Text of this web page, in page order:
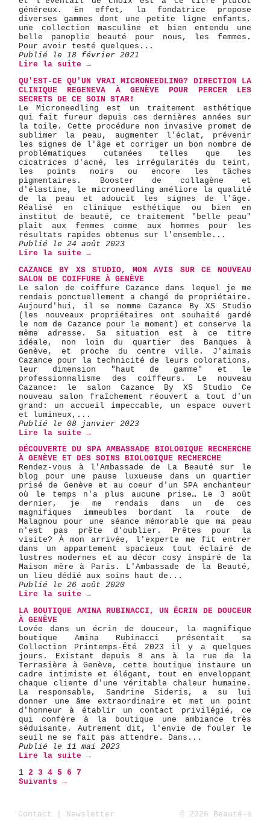
généreux. En effet, la fondatrice propose
diverses gammes dont une petite ligne enfants,
une collection masculine et bien entendu une
belle panoplie beauté pour nous, les femmes.
Pour avoir testé quelques...
Publié le 18 février 2021
Lire la suite →
QU'EST-CE QU'UN VRAI MICRONEEDLING? DIRECTION LA
CLINIQUE REGENEVA À GENÈVE POUR PERCER LES
SECRETS DE CE SOIN STAR!
Le Microneedling est un traitement esthétique
qui fait fureur depuis ces dernières années sur
la toile. Cette procédure non invasive promet de
sublimer la peau, augmenter l'éclat, prévenir
les signes de l'âge et corriger un bon nombre de
problématiques cutanées telles que les
cicatrices d'acné, les irrégularités du teint,
les points noirs ou encore les tâches
pigmentaires. Booster de collagène et
d'élastine, le microneedling améliore la qualité
de la peau et adoucit les signes de l'âge.
Réalisé en clinique esthétique ou bien en
institut de beauté, ce traitement "belle peau"
plaît aux femmes comme aux hommes pour les
résultats rapides obtenus sur l'ensemble...
Publié le 24 août 2023
Lire la suite →
CAZANCE BY XS STUDIO, MON AVIS SUR CE NOUVEAU
SALON DE COIFFURE À GENÈVE
Le salon de coiffure Cazance dans lequel je me
rendais ponctuellement a changé de propriétaire.
Aujourd'hui, il se nomme Cazance By XS Studio
(les nouveaux propriétaires ont souhaité gardé
le nom de Cazance pour le moment) et conserve la
même adresse. Sa situation est à ce titre
idéale, non loin du quartier des Banques à
Genève, et proche du centre ville. J'aimais
Cazance pour la technicité de leurs colorations,
leur dimension "haut de gamme" et le
professionnalisme des coiffeurs. Le nouveau
Cazance: le salon Cazance By XS Studio Ce
nouveau salon fraîchement réouvert a tout d'un
grand: un accueil impeccable, un espace ouvert
et lumineux,...
Publié le 08 janvier 2023
Lire la suite →
DÉCOUVERTE DU SPA AMBASSADE BIOLOGIQUE RECHERCHE
À GENÈVE ET DES SOINS BIOLOGIQUE RECHERCHE
Rendez-vous à l'Ambassade de La Beauté sur le
blog pour une pause luxueuse dans un quartier
prisé de Genève et au coeur d'un SPA enchanteur
où le temps n'a plus aucune prise… Le 3 août
dernier, je me rendais dans un de ces
magnifiques immeubles bordant la route de
Malagnou pour une séance mémorable que ma peau
n'est pas prête d'oublier. Prêtes pour la
visite? À mon arrivée, l'experte me fit entrer
dans un appartement spacieux tout éclairé de
lustres modernes et au décor cosy inspiré de la
Maison mère à Paris. L'Ambassade de la Beauté,
un lieu dédié aux soins haut de...
Publié le 26 août 2020
Lire la suite →
LA BOUTIQUE AMINA RUBINACCI, UN ÉCRIN DE DOUCEUR
À GENÈVE
Lovée dans un écrin de douceur, la magnifique
boutique Amina Rubinacci présentait sa
Collection Printemps-Été 2023 il y a quelques
jours. Existant depuis 8 ans à la rue de la
Terrasière à Genève, cette boutique instaure un
cadre intimiste et élégant, tout en enveloppant
chaque cliente d'une véritable chaleur humaine.
La responsable, Sandrine Sideris, a su lui
donner une âme extraordinaire et met un point
d'honneur à établir un contact privilégié, ce
qui confère à la boutique une ambiance très
séduisante. Autrement dit, l'envie de fouler le
seuil ne se fait pas attendre. Dans...
Publié le 11 mai 2023
Lire la suite →
1 2 3 4 5 6 7
Suivants →
Contact Newsletter © 2026 Beauté-s